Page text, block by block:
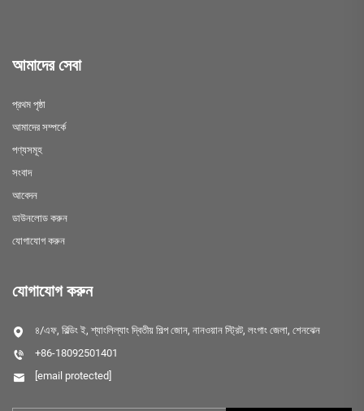
আমাদের সেবা
প্রথম পৃষ্ঠা
আমাদের সম্পর্কে
পণ্যসমূহ
সংবাদ
আবেদন
ডাউনলোড করুন
যোগাযোগ করুন
যোগাযোগ করুন
৪/এফ, বিল্ডিং ই, শ্যাংলিল্যাং দ্বিতীয় শিল্প জোন, নানওয়ান স্ট্রিট, লংগাং জেলা, শেনঝেন
+86-18092501401
[email protected]